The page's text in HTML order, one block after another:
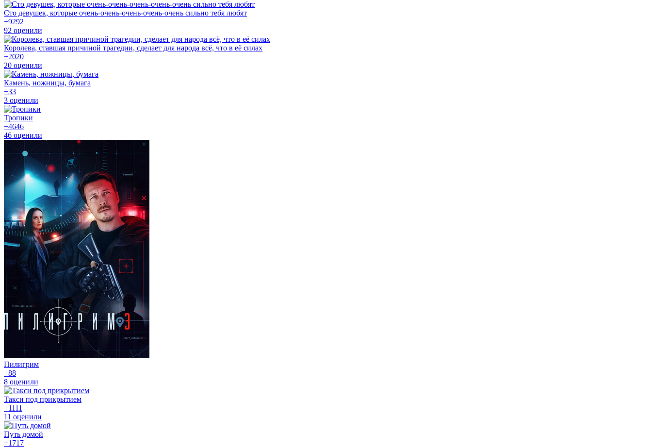
Сто девушек, которые очень-очень-очень-очень-очень сильно тебя любят
+9292
92 оценили
Королева, ставшая причиной трагедии, сделает для народа всё, что в её силах
+2020
20 оценили
Камень, ножницы, бумага
+33
3 оценили
Тропики
+4646
46 оценили
Пилигрим
+88
8 оценили
Такси под прикрытием
+1111
11 оценили
Путь домой
+1717